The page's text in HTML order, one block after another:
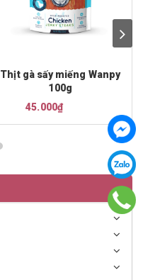
Thịt gà sấy miếng Wanpy
100g
45.000₫